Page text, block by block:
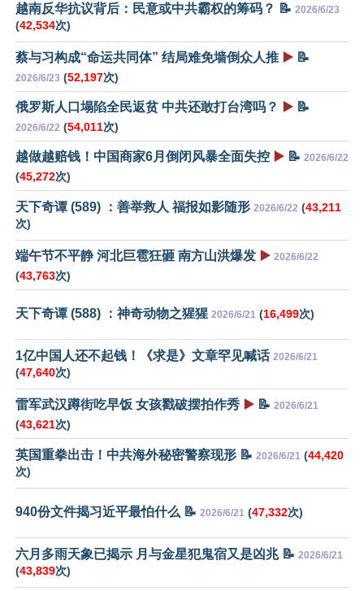
越南反华抗议背后：民意或中共霸权的筹码？ 📝 2026/6/23
(42,534次)
蔡与习构成“命运共同体” 结局难免墙倒众人推 ▶️ 📝
2026/6/23 (52,197次)
俄罗斯人口塌陷全民返贫 中共还敢打台湾吗？ ▶️ 📝
2026/6/22 (54,011次)
越做越赔钱！中国商家6月倒闭风暴全面失控 ▶️ 📝 2026/6/22
(45,272次)
天下奇谭 (589) ：善举救人 福报如影随形 2026/6/22 (43,211
次)
端午节不平静 河北巨雹狂砸 南方山洪爆发 ▶️ 2026/6/22
(43,763次)
天下奇谭 (588) ：神奇动物之猩猩 2026/6/21 (16,499次)
1亿中国人还不起钱！《求是》文章罕见喊话 2026/6/21
(47,640次)
雷军武汉蹲街吃早饭 女孩戳破摆拍作秀 ▶️ 📝 2026/6/21
(43,621次)
英国重拳出击！中共海外秘密警察现形 📝 2026/6/21 (44,420
次)
940份文件揭习近平最怕什么 📝 2026/6/21 (47,332次)
六月多雨天象已揭示 月与金星犯鬼宿又是凶兆 📝 2026/6/21
(43,839次)